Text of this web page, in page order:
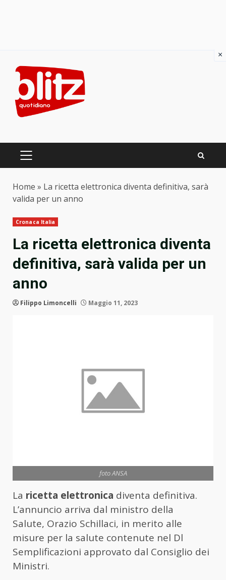
content
PRIMARY
Home » La ricetta elettronica diventa definitiva, sarà
valida per un anno
Cronaca Italia
La ricetta elettronica diventa
definitiva, sarà valida per un
anno
Filippo Limoncelli Maggio 11, 2023
foto ANSA
La ricetta elettronica diventa definitiva.
L’annuncio arriva dal ministro della
Salute, Orazio Schillaci, in merito alle
misure per la salute contenute nel Dl
Semplificazioni approvato dal Consiglio dei
Ministri.
×